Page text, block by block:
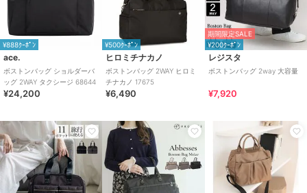
¥888ｸｰﾎﾟﾝ
ace.
ボストンバッグ ショルダーバ
ッグ 2WAY タクシージ 68644
¥24,200
¥500ｸｰﾎﾟﾝ
ヒロミチナカノ
ボストンバッグ 2WAY ヒロミ
チナカノ 17675
¥6,490
期間限定SALE
¥200ｸｰﾎﾟﾝ
レジスタ
ボストンバッグ 2way 大容量
¥7,920